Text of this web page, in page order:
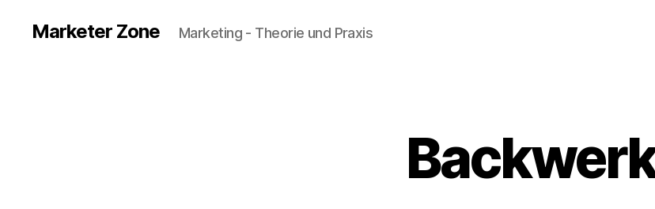
Marketer Zone Marketing - Theorie und Praxis